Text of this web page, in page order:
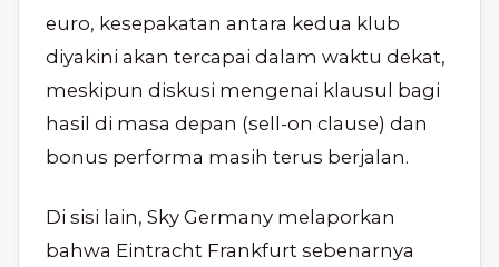
euro, kesepakatan antara kedua klub
diyakini akan tercapai dalam waktu dekat,
meskipun diskusi mengenai klausul bagi
hasil di masa depan (sell-on clause) dan
bonus performa masih terus berjalan.
Di sisi lain, Sky Germany melaporkan
bahwa Eintracht Frankfurt sebenarnya